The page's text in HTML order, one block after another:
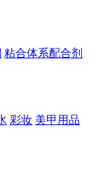
粘合体系配合剂
彩妆 美甲用品